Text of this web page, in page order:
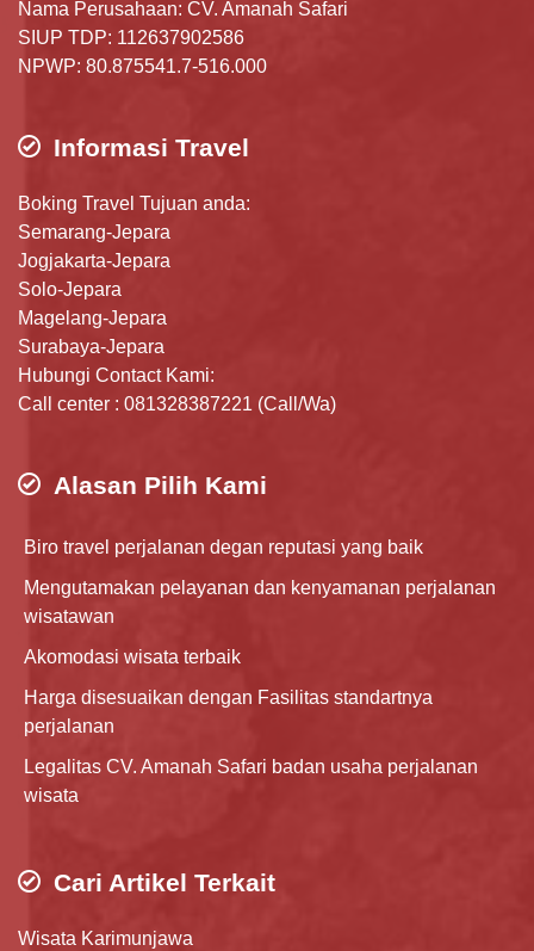
Nama Perusahaan: CV. Amanah Safari
SIUP TDP: 112637902586
NPWP: 80.875541.7-516.000
Informasi Travel
Boking Travel Tujuan anda:
Semarang-Jepara
Jogjakarta-Jepara
Solo-Jepara
Magelang-Jepara
Surabaya-Jepara
Hubungi Contact Kami:
Call center : 081328387221 (Call/Wa)
Alasan Pilih Kami
Biro travel perjalanan degan reputasi yang baik
Mengutamakan pelayanan dan kenyamanan perjalanan
wisatawan
Akomodasi wisata terbaik
Harga disesuaikan dengan Fasilitas standartnya
perjalanan
Legalitas CV. Amanah Safari badan usaha perjalanan
wisata
Cari Artikel Terkait
Wisata Karimunjawa